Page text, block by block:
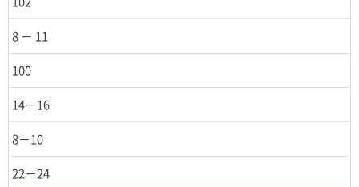
8 － 11
100
14－16
8－10
22－24